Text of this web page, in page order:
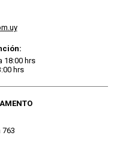
18:00 hrs
hrs
763